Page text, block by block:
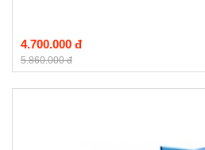
4.700.000 đ
5.860.000 đ